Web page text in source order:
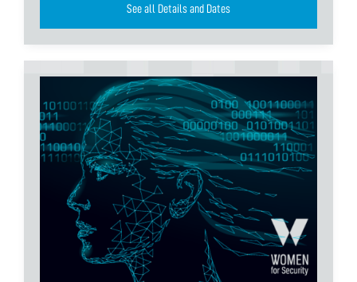
See all Details and Dates